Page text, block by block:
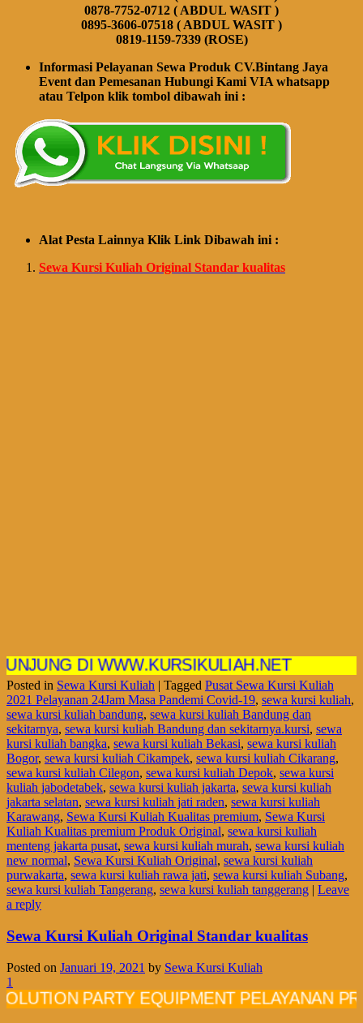
0878-7752-0712 ( ABDUL WASIT )
0895-3606-07518 ( ABDUL WASIT )
0819-1159-7339 (ROSE)
Informasi Pelayanan Sewa Produk CV.Bintang Jaya
Event dan Pemesanan Hubungi Kami VIA whatsapp
atau Telpon klik tombol dibawah ini :
Alat Pesta Lainnya Klik Link Dibawah ini :
Sewa Kursi Kuliah Original Standar kualitas
DI WWW.KURSIKULIAH.NET
Posted in Sewa Kursi Kuliah | Tagged Pusat Sewa Kursi Kuliah
2021 Pelayanan 24Jam Masa Pandemi Covid-19, sewa kursi kuliah,
sewa kursi kuliah bandung, sewa kursi kuliah Bandung dan
sekitarnya, sewa kursi kuliah Bandung dan sekitarnya.kursi, sewa
kursi kuliah bangka, sewa kursi kuliah Bekasi, sewa kursi kuliah
Bogor, sewa kursi kuliah Cikampek, sewa kursi kuliah Cikarang,
sewa kursi kuliah Cilegon, sewa kursi kuliah Depok, sewa kursi
kuliah jabodetabek, sewa kursi kuliah jakarta, sewa kursi kuliah
jakarta selatan, sewa kursi kuliah jati raden, sewa kursi kuliah
Karawang, Sewa Kursi Kuliah Kualitas premium, Sewa Kursi
Kuliah Kualitas premium Produk Original, sewa kursi kuliah
menteng jakarta pusat, sewa kursi kuliah murah, sewa kursi kuliah
new normal, Sewa Kursi Kuliah Original, sewa kursi kuliah
purwakarta, sewa kursi kuliah rawa jati, sewa kursi kuliah Subang,
sewa kursi kuliah Tangerang, sewa kursi kuliah tanggerang | Leave
a reply
Sewa Kursi Kuliah Original Standar kualitas
Posted on Januari 19, 2021 by Sewa Kursi Kuliah
1
PARTY EQUIPMENT PELAYANAN